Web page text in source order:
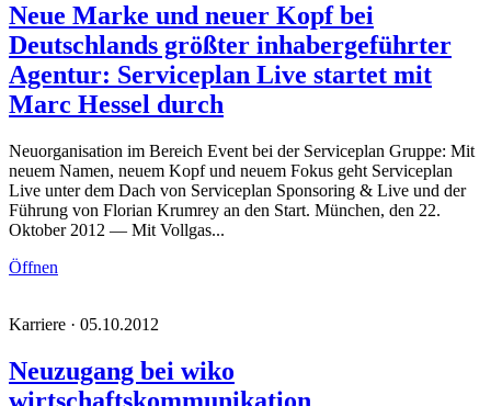
Neue Marke und neuer Kopf bei
Deutschlands größter inhabergeführter
Agentur: Serviceplan Live startet mit
Marc Hessel durch
Neuorganisation im Bereich Event bei der Serviceplan Gruppe: Mit
neuem Namen, neuem Kopf und neuem Fokus geht Serviceplan
Live unter dem Dach von Serviceplan Sponsoring & Live und der
Führung von Florian Krumrey an den Start. München, den 22.
Oktober 2012 — Mit Vollgas...
Öffnen
Karriere · 05.10.2012
Neuzugang bei wiko